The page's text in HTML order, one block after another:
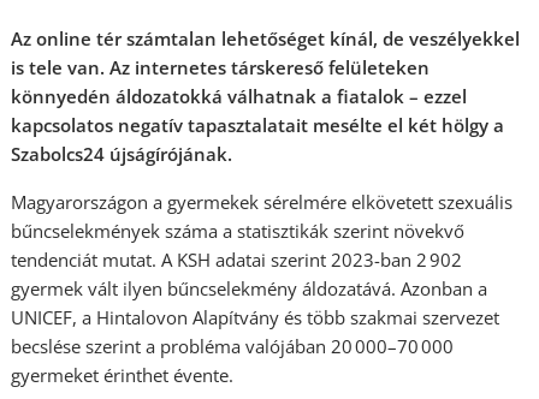
Az online tér számtalan lehetőséget kínál, de veszélyekkel
is tele van. Az internetes társkereső felületeken
könnyedén áldozatokká válhatnak a fiatalok – ezzel
kapcsolatos negatív tapasztalatait mesélte el két hölgy a
Szabolcs24 újságírójának.
Magyarországon a gyermekek sérelmére elkövetett szexuális
bűncselekmények száma a statisztikák szerint növekvő
tendenciát mutat. A KSH adatai szerint 2023-ban 2 902
gyermek vált ilyen bűncselekmény áldozatává. Azonban a
UNICEF, a Hintalovon Alapítvány és több szakmai szervezet
becslése szerint a probléma valójában 20 000–70 000
gyermeket érinthet évente.